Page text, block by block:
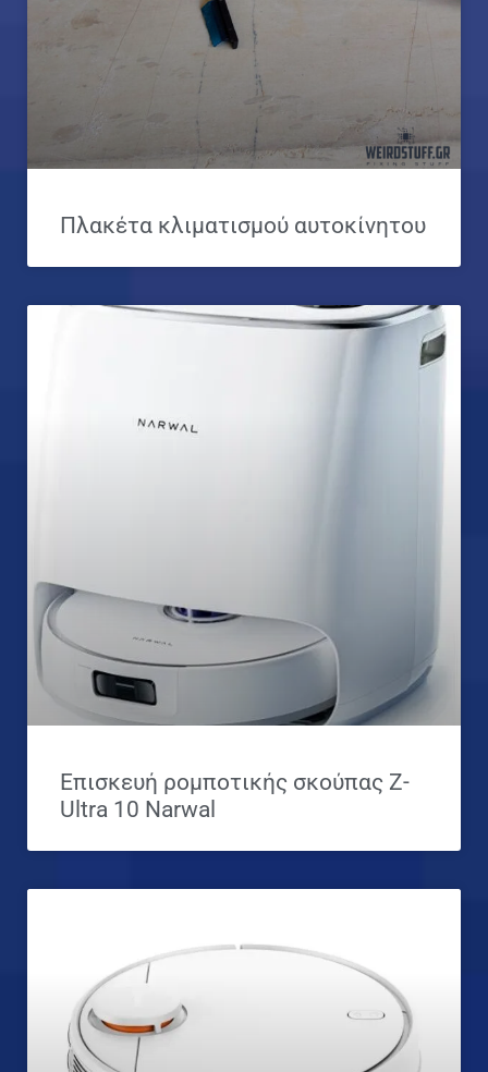
Πλακέτα κλιματισμού αυτοκίνητου
Επισκευή ρομποτικής σκούπας Z-
Ultra 10 Narwal